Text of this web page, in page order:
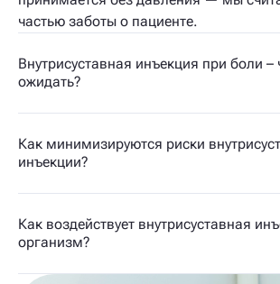
частью заботы о пациенте.
Внутрисуставная инъекция при боли –
ожидать?
Как минимизируются риски
инъекции?
Как воздействует внутрисуставная
организм?